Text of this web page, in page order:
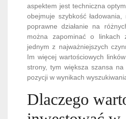
aspektem jest techniczna
obejmuje szybkość
poprawne działanie na
można zapominać o linkach
jednym z najważniejszych
Im więcej wartościowych
strony, tym większa szansa na
pozycji w wynikach
Dlaczego